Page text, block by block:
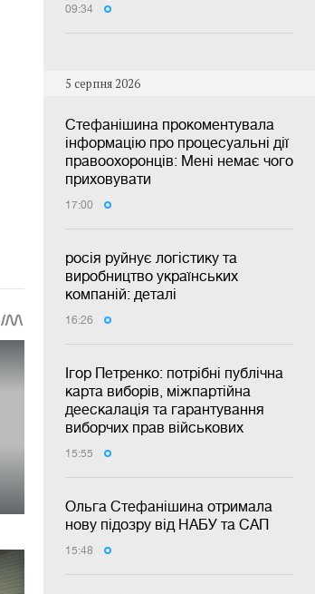
09:34
5 серпня 2026
Стефанішина прокоментувала
інформацію про процесуальні дії
правоохоронців: Мені немає чого
приховувати
17:00
росія руйнує логістику та
виробництво українських
компаній: деталі
16:26
Ігор Петренко: потрібні публічна
карта виборів, міжпартійна
деескалація та гарантування
виборчих прав військових
15:55
Ольга Стефанішина отримала
нову підозру від НАБУ та САП
15:48